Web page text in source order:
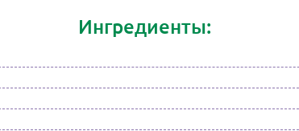
Ингредиенты: